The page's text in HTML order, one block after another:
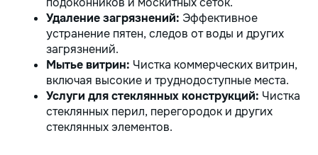
Удаление загрязнений: Эффективное
устранение пятен, следов от воды и других
загрязнений.
Мытье витрин: Чистка коммерческих витрин,
включая высокие и труднодоступные места.
Услуги для стеклянных конструкций: Чистка
стеклянных перил, перегородок и других
стеклянных элементов.